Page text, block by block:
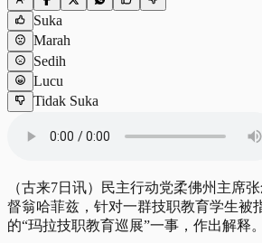
Suka
Marah
Sedih
Lucu
Tidak Suka
（古来7日讯）民主行动党柔佛州主席
督翁哈菲兹，针对一群技职教育学生被
的“玛拉技职教育巡展”一事，作出解释。